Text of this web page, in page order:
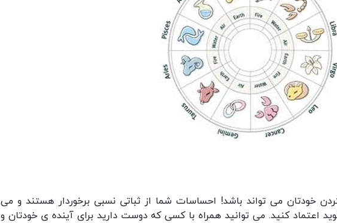
خودتان می تواند باشد! احساسات شما از ثباتی نسبی برخوردار هستند و می
اعتماد کنید. می توانید همراه با کسی که دوست دارید برای آینده ی خودتان و